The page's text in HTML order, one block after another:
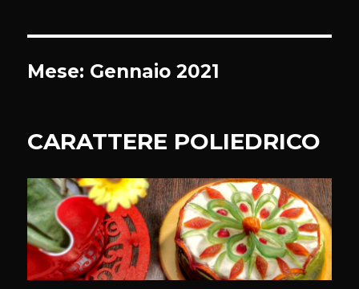
Mese: Gennaio 2021
CARATTERE POLIEDRICO